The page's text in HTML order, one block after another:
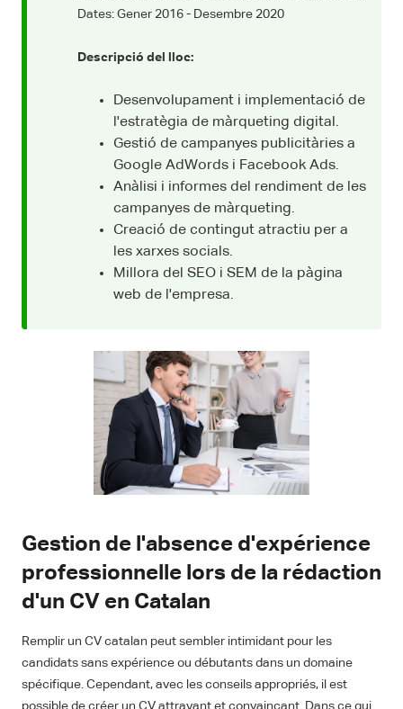
Dates: Gener 2016 - Desembre 2020
Descripció del lloc:
Desenvolupament i implementació de
l'estratègia de màrqueting digital.
Gestió de campanyes publicitàries a
Google AdWords i Facebook Ads.
Anàlisi i informes del rendiment de les
campanyes de màrqueting.
Creació de contingut atractiu per a
les xarxes socials.
Millora del SEO i SEM de la pàgina
web de l'empresa.
Gestion de l'absence d'expérience
professionnelle lors de la rédaction
d'un CV en Catalan
Remplir un CV catalan peut sembler intimidant pour les
candidats sans expérience ou débutants dans un domaine
spécifique. Cependant, avec les conseils appropriés, il est
possible de créer un CV attrayant et convaincant. Dans ce qui